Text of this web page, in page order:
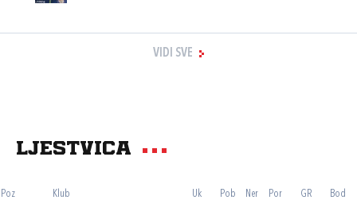
VIDI SVE
Ljestvica
Poz Klub Uk Pob Ner Por GR Bod